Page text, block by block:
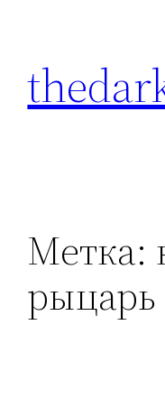
содержимому
Метка:
рыцарь